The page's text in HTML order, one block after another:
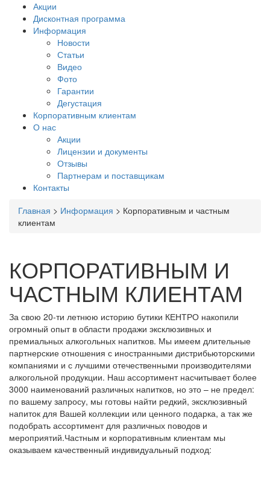
Акции
Дисконтная программа
Информация
Новости
Статьи
Видео
Фото
Гарантии
Дегустация
Корпоративным клиентам
О нас
Акции
Лицензии и документы
Отзывы
Партнерам и поставщикам
Контакты
Вы
здесь
Главная > Информация > Корпоративным и частным
клиентам
КОРПОРАТИВНЫМ И
ЧАСТНЫМ КЛИЕНТАМ
За свою 20-ти летнюю историю бутики КЕНТРО накопили
огромный опыт в области продажи эксклюзивных и
премиальных алкогольных напитков. Мы имеем длительные
партнерские отношения с иностранными дистрибьюторскими
компаниями и с лучшими отечественными производителями
алкогольной продукции. Наш ассортимент насчитывает более
3000 наименований различных напитков, но это – не предел:
по вашему запросу, мы готовы найти редкий, эксклюзивный
напиток для Вашей коллекции или ценного подарка, а так же
подобрать ассортимент для различных поводов и
мероприятий.Частным и корпоративным клиентам мы
оказываем качественный индивидуальный подход: